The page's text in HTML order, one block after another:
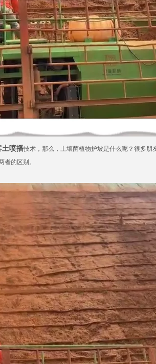
土喷播技术，那么，土壤菌植物护坡是什么呢？很多朋
者的区别。